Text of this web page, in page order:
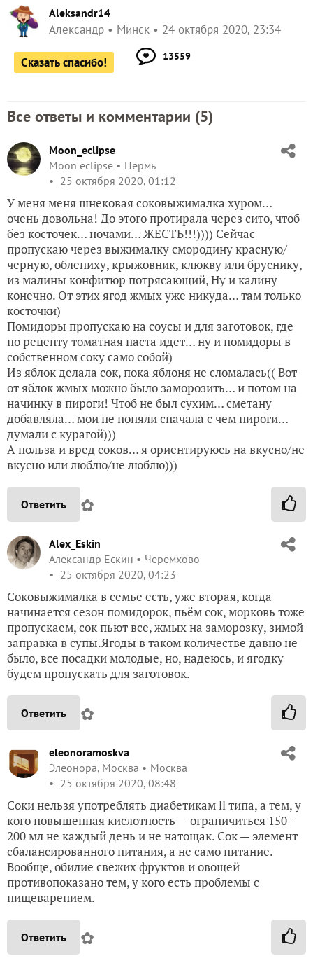
Aleksandr14
Александр Минск 24 октября 2020, 23:34
Сказать спасибо! 13559
Все ответы и комментарии (5)
Moon_eclipse
Moon eclipse
Пермь
25 октября 2020, 01:12
У меня меня шнековая соковыжималка хуром…
очень довольна! До этого протирала через сито, чтоб
без косточек… ночами… ЖЕСТЬ!!!)))) Сейчас
пропускаю через выжималку смородину красную/
черную, облепиху, крыжовник, клюкву или бруснику,
из малины конфитюр потрясающий, Ну и калину
конечно. От этих ягод жмых уже никуда… там только
косточки)
Помидоры пропускаю на соусы и для заготовок, где
по рецепту томатная паста идет… ну и помидоры в
собственном соку само собой)
Из яблок делала сок, пока яблоня не сломалась(( Вот
от яблок жмых можно было заморозить… и потом на
начинку в пироги! Чтоб не был сухим… сметану
добавляла… мои не поняли сначала с чем пироги…
думали с курагой)))
А польза и вред соков… я ориентируюсь на вкусно/не
вкусно или люблю/не люблю)))
Ответить ✿
Alex_Eskin
Александр Ескин
Черемхово
25 октября 2020, 04:23
Соковыжималка в семье есть, уже вторая, когда
начинается сезон помидорок, пьём сок, морковь тоже
пропускаем, сок пьют все, жмых на заморозку, зимой
заправка в супы.Ягоды в таком количестве давно не
было, все посадки молодые, но, надеюсь, и ягодку
будем пропускать для заготовок.
Ответить ✿
eleonoramoskva
Элеонора, Москва
Москва
25 октября 2020, 08:48
Соки нельзя употреблять диабетикам ll типа, а тем, у
кого повышенная кислотность — ограничиться 150-
200 мл не каждый день и не натощак. Сок — элемент
сбалансированного питания, а не само питание.
Вообще, обилие свежих фруктов и овощей
противопоказано тем, у кого есть проблемы с
пищеварением.
Ответить ✿